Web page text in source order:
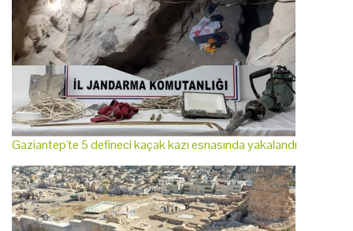
Gaziantep'te 5 defineci kaçak kazı esnasında yakalandı